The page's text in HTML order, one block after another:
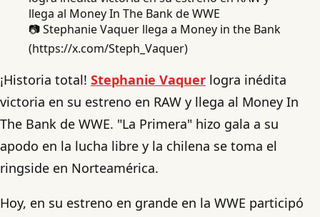
📷 Stephanie Vaquer llega a Money in the Bank
(https://x.com/Steph_Vaquer)
¡Historia total! Stephanie Vaquer logra inédita
victoria en su estreno en RAW y llega al Money In
The Bank de WWE. "La Primera" hizo gala a su
apodo en la lucha libre y la chilena se toma el
ringside en Norteamérica.
Hoy, en su estreno en grande en la WWE participó